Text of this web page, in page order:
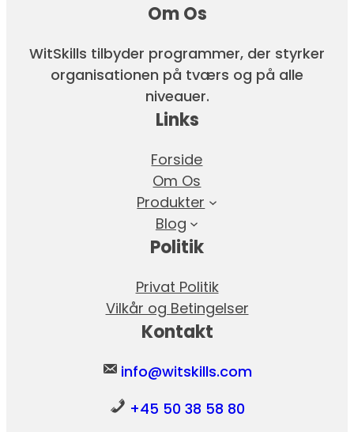
Om Os
WitSkills tilbyder programmer, der styrker
organisationen på tværs og på alle
niveauer.
Links
Forside
Om Os
Produkter
Blog
Politik
Privat Politik
Vilkår og Betingelser
Kontakt
info@witskills.com
+45 50 38 58 80